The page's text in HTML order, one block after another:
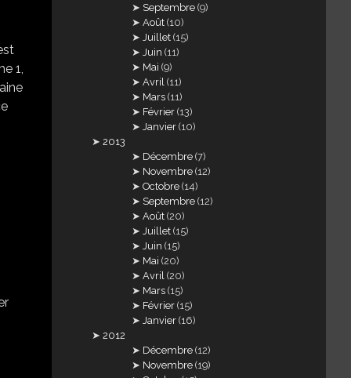
1,
Septembre (9)
Août (10)
Juillet (15)
Juin (11)
Mai (9)
Avril (11)
Mars (11)
Février (13)
Janvier (10)
2013
Décembre (7)
Novembre (12)
Octobre (14)
Septembre (12)
Août (20)
Juillet (15)
Juin (15)
Mai (20)
Avril (20)
Mars (15)
Février (15)
Janvier (16)
2012
Décembre (12)
Novembre (19)